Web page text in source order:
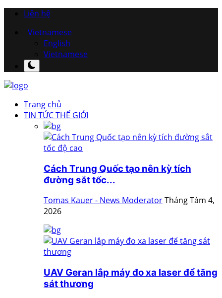
Liên hệ
Vietnamese
English
Vietnamese
Trang chủ
TIN TỨC THẾ GIỚI
Cách Trung Quốc tạo nên kỳ tích
đường sắt tốc...
Tomas Kauer - News ModeratorTháng Tám 4,
2026
UAV Geran lắp máy đo xa laser để tăng
sát thương